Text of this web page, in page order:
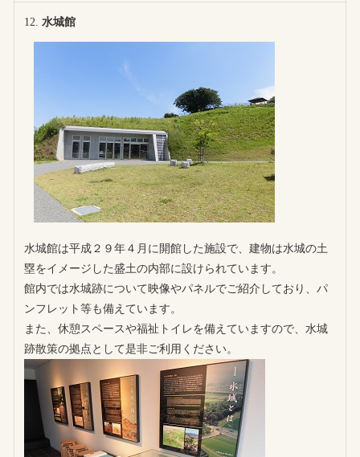
水城館
水城館は平成２９年４月に開館した施設で、建物は水城の土
塁をイメージした盛土の内部に設けられています。
館内では水城跡について映像やパネルでご紹介しており、パ
ンフレット等も備えています。
また、休憩スペースや福祉トイレを備えていますので、水城
跡散策の拠点として是非ご利用ください。